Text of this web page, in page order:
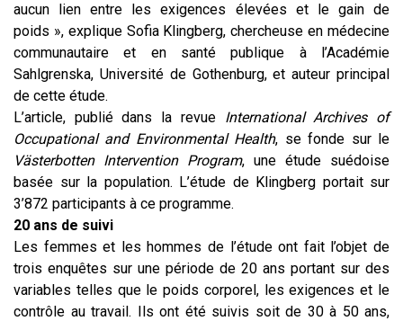
aucun lien entre les exigences élevées et le gain de
poids », explique Sofia Klingberg, chercheuse en médecine
communautaire et en santé publique à l’Académie
Sahlgrenska, Université de Gothenburg, et auteur principal
de cette étude.
L’article, publié dans la revue International Archives of
Occupational and Environmental Health, se fonde sur le
Västerbotten Intervention Program, une étude suédoise
basée sur la population. L’étude de Klingberg portait sur
3’872 participants à ce programme.
20 ans de suivi
Les femmes et les hommes de l’étude ont fait l’objet de
trois enquêtes sur une période de 20 ans portant sur des
variables telles que le poids corporel, les exigences et le
contrôle au travail. Ils ont été suivis soit de 30 à 50 ans,